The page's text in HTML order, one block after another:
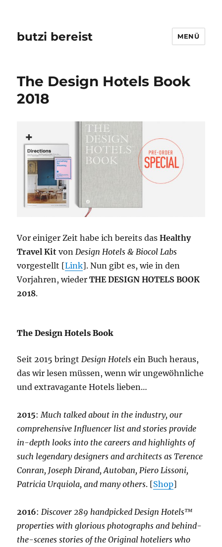
butzi bereist MENÜ
The Design Hotels Book
2018
Vor einiger Zeit habe ich bereits dasHealthy
Travel Kit von Design Hotels & Biocol Labs
vorgestellt [Link]. Nun gibt es, wie in den
Vorjahren, wiederTHE DESIGN HOTELS BOOK
2018.
The Design Hotels Book
Seit 2015 bringt Design Hotels ein Buch heraus,
das wir lesen müssen, wenn wir ungewöhnliche
und extravagante Hotels lieben…
2015: Much talked about in the industry, our
comprehensive Influencer list and stories provide
in-depth looks into the careers and highlights of
such legendary designers and architects as Terence
Conran, Joseph Dirand, Autoban, Piero Lissoni,
Patricia Urquiola, and many others. [Shop]
2016: Discover 289 handpicked Design Hotels™
properties with glorious photographs and behind-
the-scenes stories of the Original hoteliers who